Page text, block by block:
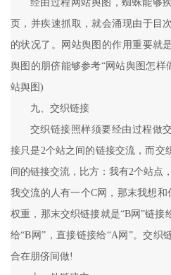
经由过程网站舆图，蜘蛛能够
页，并疾速抓取，就会涌现由于目
的状况了。网站舆图的作用重要就
舆图的朋侪能够参考“网站舆图怎样
站舆图)
九、交织链接
交织链接照样须要经由过程做
接只是2个站之间的链接交流，而交
间的链接交流，比方：我有2个站点
我交流的人有一个C网，那末我想
权重，那末交织链接就是“B网”链接
给“B网”，直接链接给“A网”。交织
合在朋侪间做!